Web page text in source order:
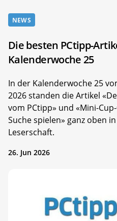
NEWS
Die besten PCtipp-
Kalenderwoche 25
In der Kalenderwoche 25
2026 standen die Artikel
vom PCtipp» und «Mini-
Suche spielen» ganz oben
Leserschaft.
26. Jun 2026